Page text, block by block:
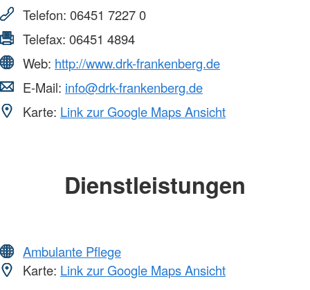
Telefon: 06451 7227 0
Telefax: 06451 4894
Web: http://www.drk-frankenberg.de
E-Mail: info@drk-frankenberg.de
Karte: Link zur Google Maps Ansicht
Dienstleistungen
Ambulante Pflege
Karte: Link zur Google Maps Ansicht